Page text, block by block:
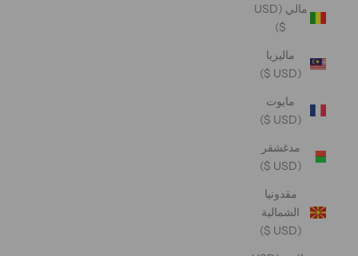
مالي (USD
$)
ماليزيا
(USD $)
مايوت
(USD $)
مدغشقر
(USD $)
مقدونيا
الشمالية
(USD $)